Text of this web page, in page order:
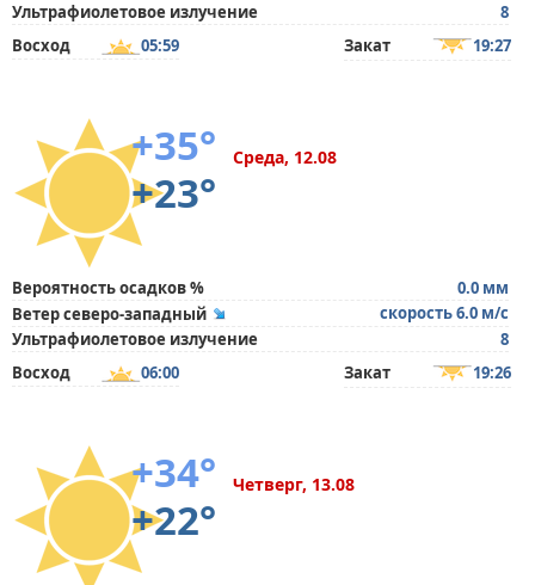
Ультрафиолетовое излучение
8
Восход
05:59 Закат 19:27
+35°
+23°
Среда, 12.08
Вероятность осадков %
0.0 мм
Ветер северо-западный
скорость 6.0 м/с
Ультрафиолетовое излучение
8
Восход
06:00 Закат 19:26
+34°
+22°
Четверг, 13.08